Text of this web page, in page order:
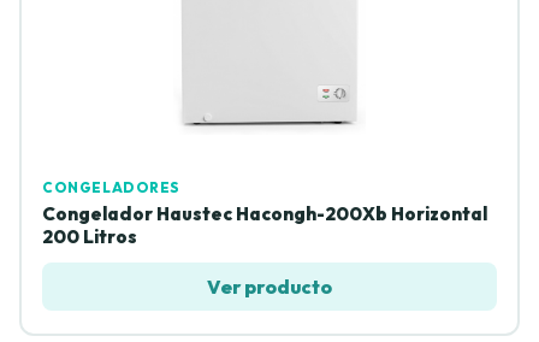
CONGELADORES
Congelador Haustec Hacongh-200Xb Horizontal
200 Litros
Ver producto